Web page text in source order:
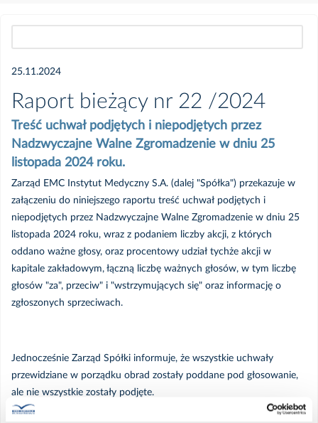
2026
Luty
2025
Lipiec
Maj
Marzec
Luty
25.11.2024
Raport bieżący nr 22 /2024
Treść uchwał podjętych i niepodjętych przez
Nadzwyczajne Walne Zgromadzenie w dniu 25
listopada 2024 roku.
Zarząd EMC Instytut Medyczny S.A. (dalej "Spółka") przekazuje w
załączeniu do niniejszego raportu treść uchwał podjętych i
niepodjętych przez Nadzwyczajne Walne Zgromadzenie w dniu 25
listopada 2024 roku, wraz z podaniem liczby akcji, z których
oddano ważne głosy, oraz procentowy udział tychże akcji w
kapitale zakładowym, łączną liczbę ważnych głosów, w tym liczbę
głosów "za", przeciw" i "wstrzymujących się" oraz informację o
zgłoszonych sprzeciwach.
Jednocześnie Zarząd Spółki informuje, że wszystkie uchwały
przewidziane w porządku obrad zostały poddane pod głosowanie,
ale nie wszystkie zostały podjęte.